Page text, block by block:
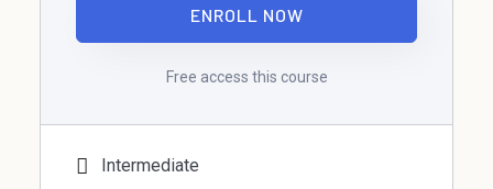
ENROLL NOW
Free access this course
Intermediate